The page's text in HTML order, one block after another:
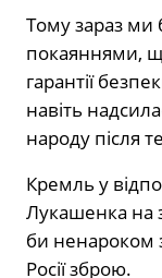
Тому зараз ми
покаяннями,
гарантії
навіть
народу після
Кремль у
Лукашенка на
би ненароком
Росії зброю.